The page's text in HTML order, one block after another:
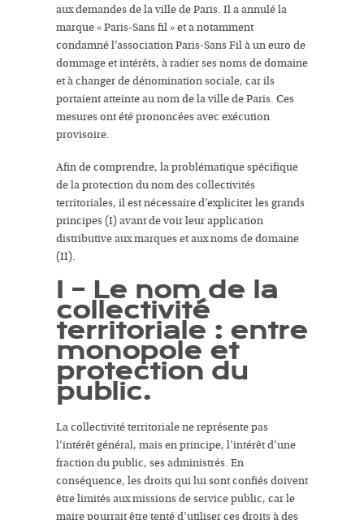
aux demandes de la ville de Paris. Il a annulé la
marque « Paris-Sans fil » et a notamment
condamné l’association Paris-Sans Fil à un euro de
dommage et intérêts, à radier ses noms de domaine
et à changer de dénomination sociale, carils
portaient atteinte au nom de la ville de Paris. Ces
mesures ont été prononcées avec exécution
provisoire.
Afin de comprendre, la problématique spécifique
de la protection dunom des collectivités
territoriales, il est nécessaire d’expliciter les grands
principes (I) avant de voir leur application
distributiveaux marquesetaux noms de domaine
(II).
I – Le nom de la
collectivité
territoriale : entre
monopole et
protection du
public.
La collectivité territoriale ne représente pas
l’intérêt général, mais en principe, l’intérêt d’une
fraction du public, ses administrés. En
conséquence, les droits qui lui sont confiés doivent
être limités aux missions de service public, car le
maire pourrait être tenté d’utiliser ces droits à des